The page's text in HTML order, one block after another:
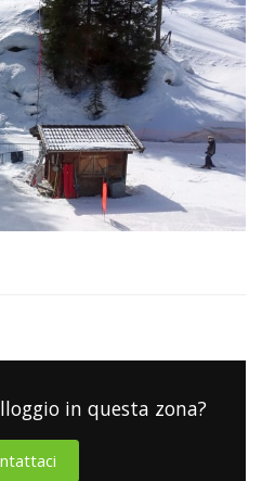
in questa zona?